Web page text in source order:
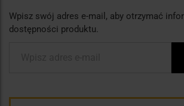
Wpisz swój adres e-mail, aby otrzymać
dostępności produktu.